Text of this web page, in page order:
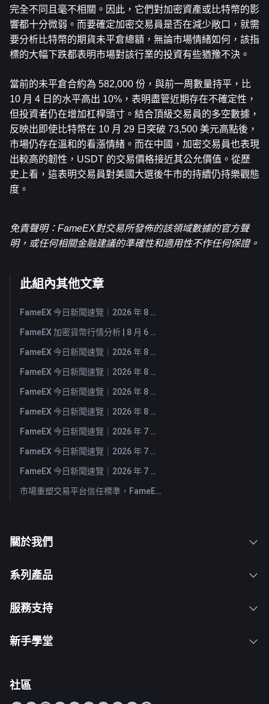
完全不同且毫不相關。因此，它們對加密資產或比特幣的影
響都十分微弱。而要確定加密交易員是否在減少敞口，就需
要分析比特幣的期貨未平倉總額，無論市場情緒如何，該指
標的大幅下跌都表明市場對該行業的投資有些猶豫不決。
當前的未平倉合約為 582,000 份，與前一周數量持平，比
10 月 4 日的水平高出 10%，表明盡管近期存在不確定性，
但投資者仍在增加杠桿頭寸。結合頂級交易員的多空數據，
反映出即使比特幣在 10 月 29 日突破 73,500 美元高點後，
市場仍存在溫和的看漲情緒。而在中國，加密交易員也表現
出較高的韌性，USDT 的交易價格接近其公允價值。從歷
史上看，這表明交易員對美國大選後牛市的持續仍持樂觀態
度。
免責聲明：FameEX對交易所發佈的該領域數據的官方聲
明，或任何相關金融建議的準確性和適用性不作任何保證。
此組內其他文章
FameEX 今日新聞速覽｜2026 年 8 月 7 日
FameEX 加密貨幣行情分析 | 8 月 6 日, 2026
FameEX 今日新聞速覽｜2026 年 8 月 6 日
FameEX 今日新聞速覽｜2026 年 8 月 5 日
FameEX 今日新聞速覽｜2026 年 8 月 4 日
FameEX 今日新聞速覽｜2026 年 8 月 3 日
FameEX 今日新聞速覽｜2026 年 7 月 31 日
FameEX 今日新聞速覽｜2026 年 7 月 30 日
FameEX 今日新聞速覽｜2026 年 7 月 29 日
市場重塑交易平台信任標準，FameEX 以八年穩健營運持續服務全球用戶
關於我們
系列產品
服務支持
新手學堂
社區